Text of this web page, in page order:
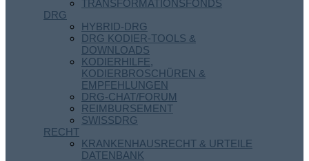
TRANSFORMATIONSFONDS
DRG
HYBRID-DRG
DRG KODIER-TOOLS &
DOWNLOADS
KODIERHILFE,
KODIERBROSCHÜREN &
EMPFEHLUNGEN
DRG-CHAT/FORUM
REIMBURSEMENT
SWISSDRG
RECHT
KRANKENHAUSRECHT & URTEILE
DATENBANK